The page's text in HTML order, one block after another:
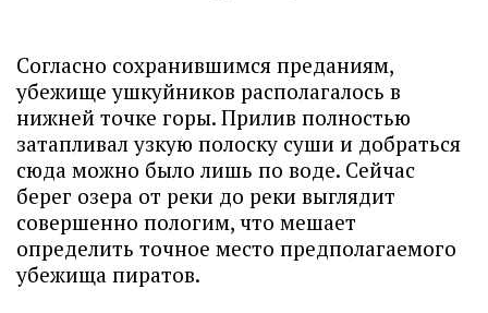
Согласно сохранившимся преданиям,
убежище ушкуйников располагалось в
нижней точке горы. Прилив полностью
затапливал узкую полоску суши и добраться
сюда можно было лишь по воде. Сейчас
берег озера от реки до реки выглядит
совершенно пологим, что мешает
определить точное место предполагаемого
убежища пиратов.